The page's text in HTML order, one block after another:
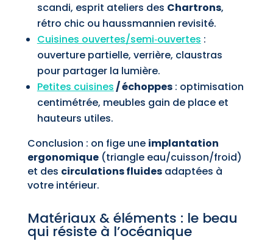
scandi, esprit ateliers des Chartrons,
rétro chic ou haussmannien revisité.
Cuisines ouvertes/semi‑ouvertes :
ouverture partielle, verrière, claustras
pour partager la lumière.
Petites cuisines/ échoppes: optimisation
centimétrée, meubles gain de place et
hauteurs utiles.
Conclusion : on fige une implantation
ergonomique(triangle eau/cuisson/froid)
et des circulations fluidesadaptées à
votre intérieur.
Matériaux & éléments : le beau
qui résiste à l’océanique